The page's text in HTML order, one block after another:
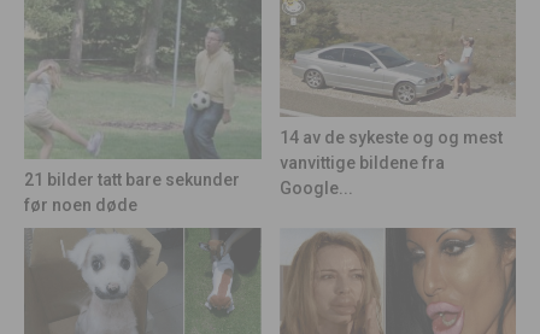
21 bilder tatt bare sekunder
før noen døde
14 av de sykeste og og mest
vanvittige bildene fra
Google...